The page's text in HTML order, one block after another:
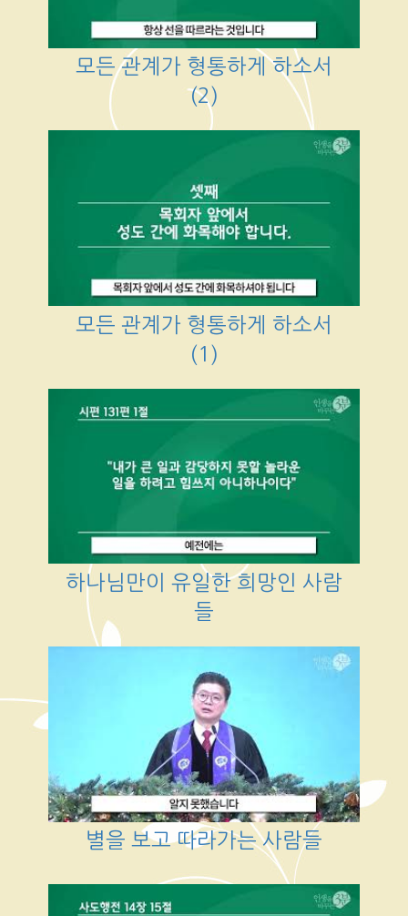
모든 관계가 형통하게 하소서
(2)
모든 관계가 형통하게 하소서
(1)
하나님만이 유일한 희망인 사람
들
별을 보고 따라가는 사람들